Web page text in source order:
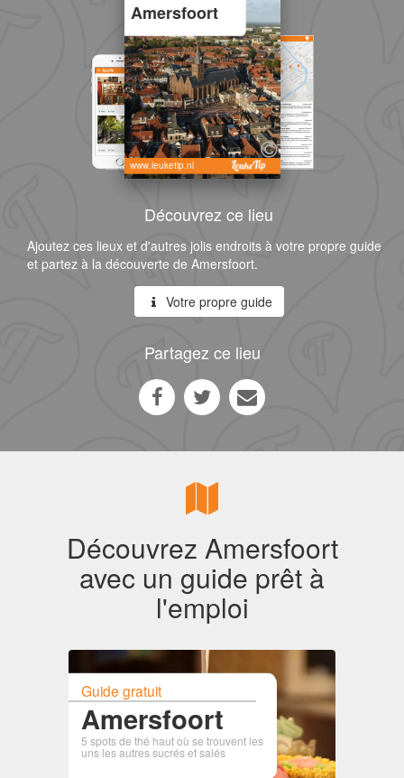
Amersfoort
www.leuketip.nl
Découvrez ce lieu
Ajoutez ces lieux et d'autres jolis endroits à votre propre guide
et partez à la découverte de Amersfoort.
Votre propre guide
Partagez ce lieu
Découvrez Amersfoort
avec un guide prêt à
l'emploi
Guide gratuit
Amersfoort
5 spots de thé haut où se trouvent les
uns les autres sucrés et salés